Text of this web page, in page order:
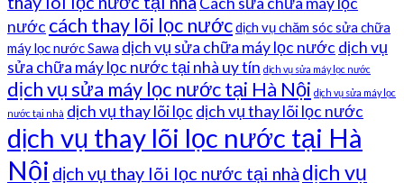
nước cách thay lõi lọc nướcdịch vụ chăm sóc sửa chữa
máy lọc nước Sawa dịch vụ sửa chữa máy lọc nước dịch vụ
sửa chữa máy lọc nước tại nhà uy tín dịch vụ sửa máy lọc nước
dịch vụ sửa máy lọc nước tại Hà Nội dịch vụ sửa máy lọc
nước tại nhà dịch vụ thay lõi lọc dịch vụ thay lõi lọc nước
dịch vụ thay lõi lọc nước tại Hà
Nội dịch vụ thay lõi lọc nước tại nhà dịch vụ